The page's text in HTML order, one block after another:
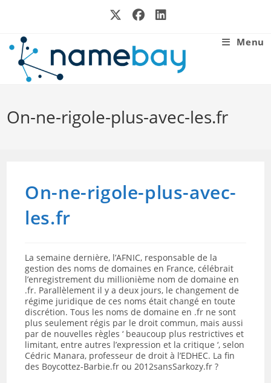
Menu
On-ne-rigole-plus-avec-les.fr
On-ne-rigole-plus-avec-
les.fr
La semaine dernière, l’AFNIC, responsable de la
gestion des noms de domaines en France, célébrait
l’enregistrement du millionième nom de domaine en
.fr. Parallèlement il y a deux jours, le changement de
régime juridique de ces noms était changé en toute
discrétion. Tous les noms de domaine en .fr ne sont
plus seulement régis par le droit commun, mais aussi
par de nouvelles règles ‘ beaucoup plus restrictives et
limitant, entre autres l’expression et la critique ‘, selon
Cédric Manara, professeur de droit à l’EDHEC. La fin
des Boycottez-Barbie.fr ou 2012sansSarkozy.fr ?